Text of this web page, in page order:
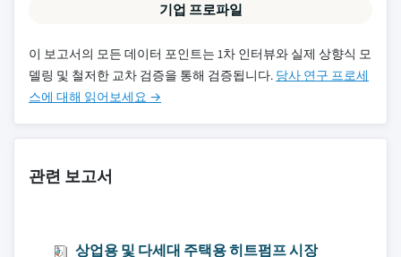
기업 프로파일
이 보고서의 모든 데이터 포인트는 1차 인터뷰와 실제 상향식 모
델링 및 철저한 교차 검증을 통해 검증됩니다. 당사 연구 프로세
스에 대해 읽어보세요 →
관련 보고서
상업용 및 다세대 주택용 히트펌프 시장